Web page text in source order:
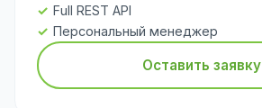
Full REST API
Персональный менеджер
Оставить заявку